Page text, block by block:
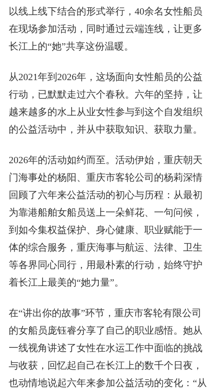
以线上线下结合的形式举行，40余名女性船员
在现场参加活动，同时通过云端连线，让更多
长江上的“她”共享这份温暖。
从2021年到2026年，这场面向女性船员的公益
行动，已默默走过六个春秋。六年的坚持，让
越来越多的水上从业女性参与到这个自发组织
的公益活动中，并从中获取知识、获取力量。
2026年的活动如约而至。活动伊始，重庆朝天
门海事处的杨阳、重庆市客轮公司的杨莉深情
回顾了六年来公益活动的初心与历程：从最初
为靠港船舶女船员送上一朵鲜花、一句问候，
到如今集权益保护、身心健康、职业赋能于一
体的综合服务，重庆海事与航运、法律、卫生
等各界同心同行，用最朴素的行动，始终守护
着长江上最美的“她力量”。
在“讲出你的故事”环节，重庆市客轮有限公司
的女船员庞钰睿分享了自己的职业感悟。她从
一线视角讲述了女性在水运工作中面临的挑战
与收获，回忆起自己在长江上的数千个日夜，
也动情地说起六年来参加公益活动的变化：“从